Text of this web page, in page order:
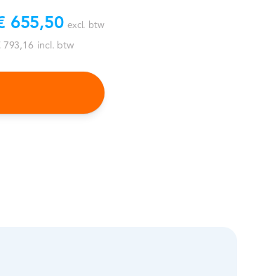
655,50 excl. btw
793,16 incl. btw